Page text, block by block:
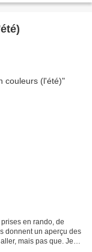
en rando, de
donnent un aperçu des
mais pas que. Je